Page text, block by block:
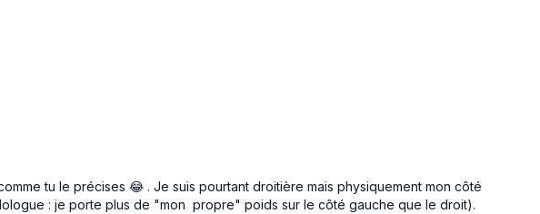
tu le précises 😂 . Je suis pourtant droitière mais physiquement mon côté
: je porte plus de "mon propre" poids sur le côté gauche que le droit).